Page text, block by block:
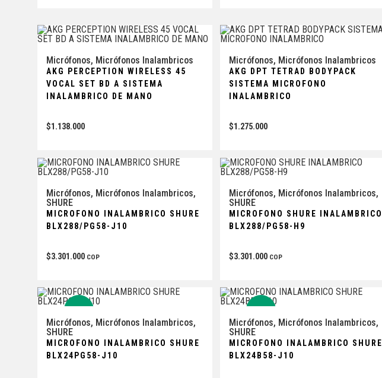
Micrófonos, Micrófonos Inalambricos
AKG PERCEPTION WIRELESS 45
VOCAL SET BD A SISTEMA
INALAMBRICO DE MANO
$1.138.000
Micrófonos, Micrófonos Inalambricos
AKG DPT TETRAD BODYPACK
SISTEMA MICROFONO
INALAMBRICO
$1.275.000
Micrófonos, Micrófonos Inalambricos,
SHURE
MICROFONO INALAMBRICO SHURE
BLX288/PG58-J10
$3.301.000 COP
Micrófonos, Micrófonos Inalambricos,
SHURE
MICROFONO SHURE INALAMBRICO
BLX288/PG58-H9
$3.301.000 COP
Micrófonos, Micrófonos Inalambricos,
SHURE
MICROFONO INALAMBRICO SHURE
BLX24PG58-J10
Micrófonos, Micrófonos Inalambricos,
SHURE
MICROFONO INALAMBRICO SHURE
BLX24B58-J10